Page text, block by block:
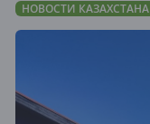
НОВОСТИ КАЗАХСТАНА